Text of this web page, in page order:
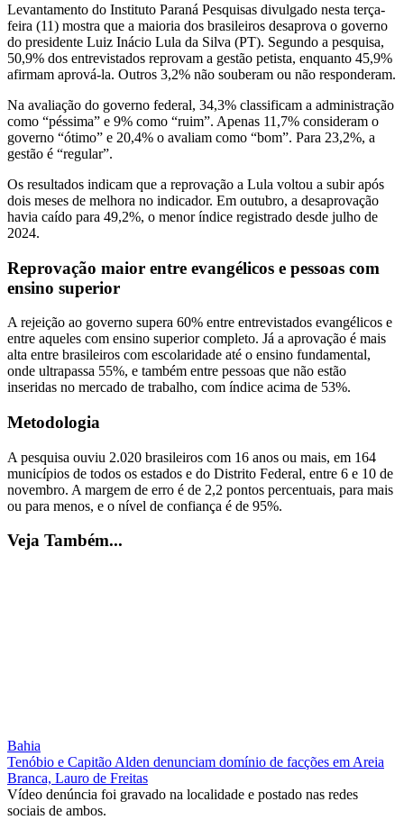
Levantamento do Instituto Paraná Pesquisas divulgado nesta terça-
feira (11) mostra que a maioria dos brasileiros desaprova o governo
do presidente Luiz Inácio Lula da Silva (PT). Segundo a pesquisa,
50,9% dos entrevistados reprovam a gestão petista, enquanto 45,9%
afirmam aprová-la. Outros 3,2% não souberam ou não responderam.
Na avaliação do governo federal, 34,3% classificam a administração
como “péssima” e 9% como “ruim”. Apenas 11,7% consideram o
governo “ótimo” e 20,4% o avaliam como “bom”. Para 23,2%, a
gestão é “regular”.
Os resultados indicam que a reprovação a Lula voltou a subir após
dois meses de melhora no indicador. Em outubro, a desaprovação
havia caído para 49,2%, o menor índice registrado desde julho de
2024.
Reprovação maior entre evangélicos e pessoas com
ensino superior
A rejeição ao governo supera 60% entre entrevistados evangélicos e
entre aqueles com ensino superior completo. Já a aprovação é mais
alta entre brasileiros com escolaridade até o ensino fundamental,
onde ultrapassa 55%, e também entre pessoas que não estão
inseridas no mercado de trabalho, com índice acima de 53%.
Metodologia
A pesquisa ouviu 2.020 brasileiros com 16 anos ou mais, em 164
municípios de todos os estados e do Distrito Federal, entre 6 e 10 de
novembro. A margem de erro é de 2,2 pontos percentuais, para mais
ou para menos, e o nível de confiança é de 95%.
Veja Também...
Bahia
Tenóbio e Capitão Alden denunciam domínio de facções em Areia
Branca, Lauro de Freitas
Vídeo denúncia foi gravado na localidade e postado nas redes
sociais de ambos.